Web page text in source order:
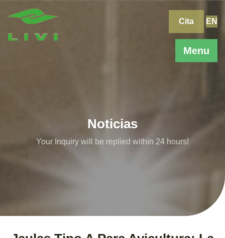
Menu
Cita EN
Noticias
Your Inquiry will be replied within 24 hours!